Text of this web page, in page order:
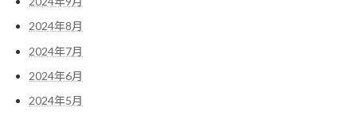
2024年8月
2024年7月
2024年6月
2024年5月